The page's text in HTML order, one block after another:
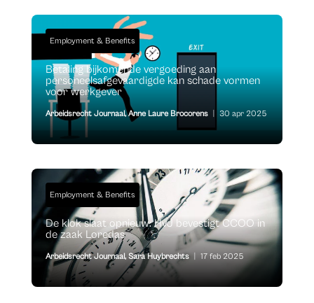
Employment & Benefits
Betaling bijkomende vergoeding aan
personeelsafgevaardigde kan schade vormen
voor werkgever
Arbeidsrecht Journaal,Anne Laure Brocorens 30 apr 2025
Employment & Benefits
De klok slaat opnieuw: HvJ bevestigt CCOO in
de zaak Loredas
Arbeidsrecht Journaal, Sara Huybrechts 17 feb 2025